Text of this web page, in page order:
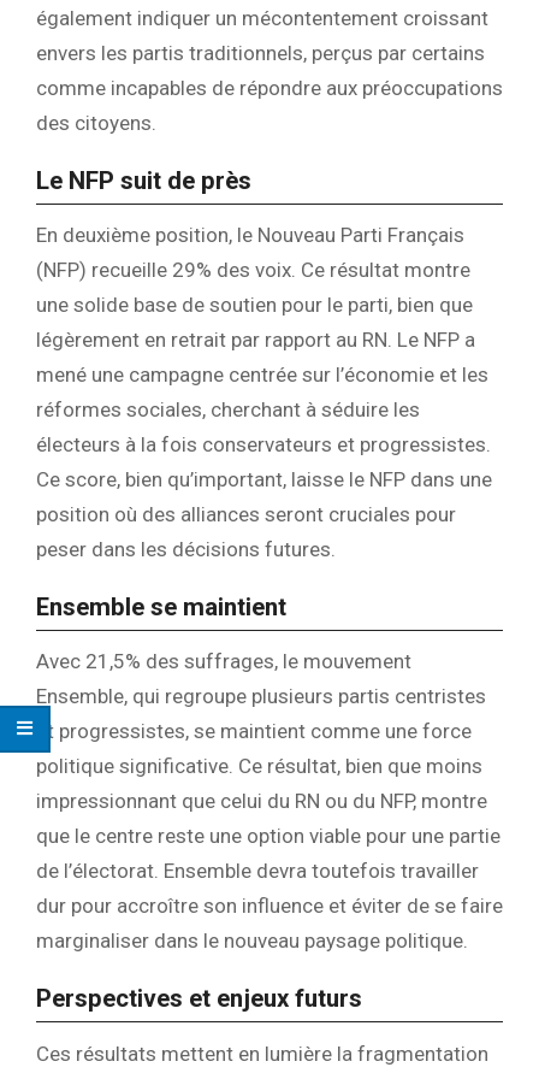
également indiquer un mécontentement croissant
envers les partis traditionnels, perçus par certains
comme incapables de répondre aux préoccupations
des citoyens.
Le NFP suit de près
En deuxième position, le Nouveau Parti Français
(NFP) recueille 29% des voix. Ce résultat montre
une solide base de soutien pour le parti, bien que
légèrement en retrait par rapport au RN. Le NFP a
mené une campagne centrée sur l’économie et les
réformes sociales, cherchant à séduire les
électeurs à la fois conservateurs et progressistes.
Ce score, bien qu’important, laisse le NFP dans une
position où des alliances seront cruciales pour
peser dans les décisions futures.
Ensemble se maintient
Avec 21,5% des suffrages, le mouvement
Ensemble, qui regroupe plusieurs partis centristes
et progressistes, se maintient comme une force
politique significative. Ce résultat, bien que moins
impressionnant que celui du RN ou du NFP, montre
que le centre reste une option viable pour une partie
de l’électorat. Ensemble devra toutefois travailler
dur pour accroître son influence et éviter de se faire
marginaliser dans le nouveau paysage politique.
Perspectives et enjeux futurs
Ces résultats mettent en lumière la fragmentation